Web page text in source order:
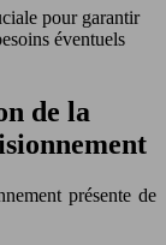
pour garantir
éventuels
de la
présente de